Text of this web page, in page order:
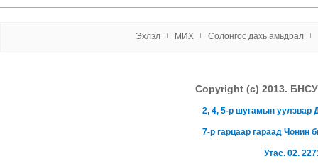
Эxлэл МИX Солонгос даxь амьдрал
Copyright (c) 2013.
2, 4, 5-р шугамын
7-р гарцаар гараад Чонин
Утас. 02.